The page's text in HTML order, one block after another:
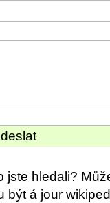
jste hledali?
být á jour